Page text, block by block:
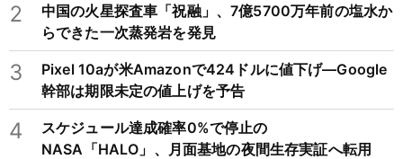
2
中国の火星探査車「祝融」、7億5700万年前の塩水か
らできた一次蒸発岩を発見
3
Pixel 10aが米Amazonで424ドルに値下げ―Google
幹部は期限未定の値上げを予告
4
スケジュール達成確率0%で停止の
NASA「HALO」、月面基地の夜間生存実証へ転用